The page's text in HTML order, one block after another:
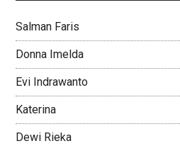
Salman Faris
Donna Imelda
Evi Indrawanto
Katerina
Dewi Rieka